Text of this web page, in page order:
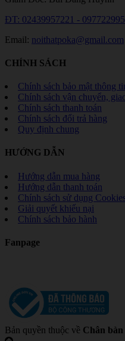
ĐT: 02439957221 -
Email: noithatpoka@gmail.com
CHÍNH SÁCH
Chính sách bảo mật thông
Chính sách vận chuyển,
Chính sách thanh toán
Chính sách đổi trả hàng
Quy định chung
HƯỚNG DẪN
Hướng dẫn mua hàng
Hướng dẫn thanh toán
Chính sách sử dụng
Giải quyết khiếu nại
Chính sách bảo hành
Fanpage
Bản quyền thuộc về Chân